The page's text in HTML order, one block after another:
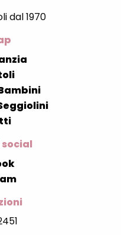
dal 1970
social